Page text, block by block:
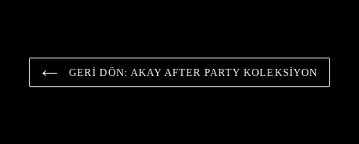
GERI DÖN: AKAY AFTER PARTY KOLEKSIYON